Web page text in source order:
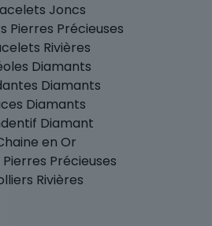
Joncs
Pierres Précieuses
Rivières
Diamants
Diamants
Diamants
Diamant
en Or
Précieuses
Rivières